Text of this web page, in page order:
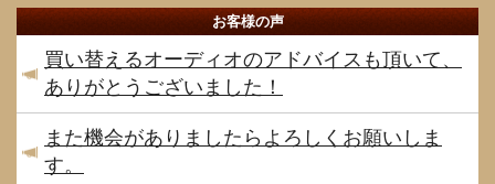
お客様の声
買い替えるオーディオのアドバイスも頂いて、
ありがとうございました！
また機会がありましたらよろしくお願いしま
す。